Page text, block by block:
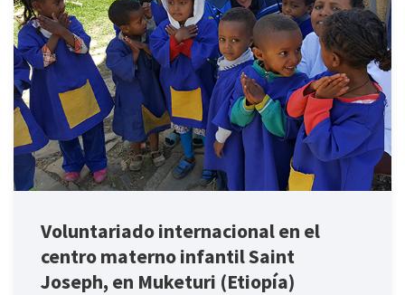
Voluntariado internacional en el
centro materno infantil Saint
Joseph, en Muketuri (Etiopía)